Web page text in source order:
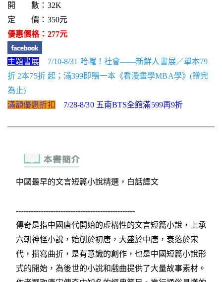
開 數：32K
定 價：350元
優惠價格：277元
主題書展
7/10-8/31 哈囉！社會——新鮮人書展／單本79
折 2本75折 起；滿399即贈一本《看漫畫學MBA學》(贈完
為止)
滿額優惠折扣
7/28-8/30 五南BTS全館滿599再9折